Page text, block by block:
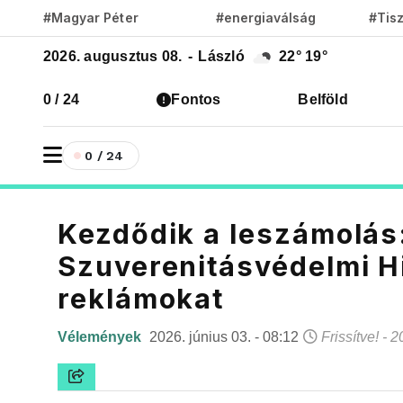
#Magyar Péter #energiaválság
2026. augusztus 08. - László 22° 19°
0 / 24 Fontos Belföld
0 / 24
Kezdődik a
Szuverenitásvédelmi
reklámokat
Vélemények 2026. június 03. - 08:12 Frissítve! -